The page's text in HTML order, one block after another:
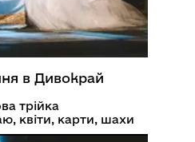
в Дивокрай
трійка
квіти, карти, шахи